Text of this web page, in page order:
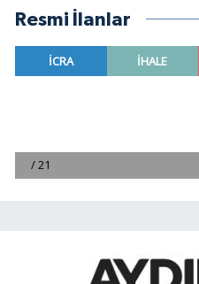
Resmi İlanlar